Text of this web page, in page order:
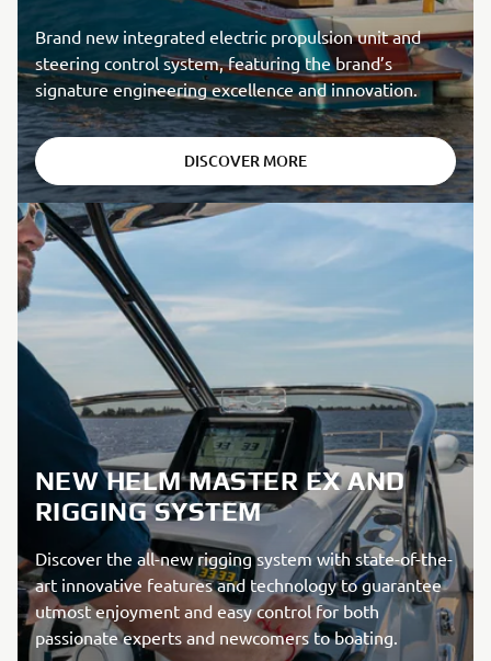
Brand new integrated electric propulsion unit and
steering control system, featuring the brand’s
signature engineering excellence and innovation.
DISCOVER MORE
NEW HELM MASTER EX AND
RIGGING SYSTEM
Discover the all-new rigging system with state-of-the-
art innovative features and technology to guarantee
utmost enjoyment and easy control for both
passionate experts and newcomers to boating.